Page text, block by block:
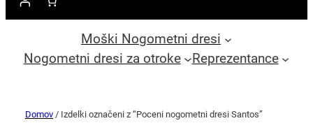
Moški Nogometni dresi
Nogometni dresi za otroke
Reprezentance
Domov / Izdelki označeni z “Poceni nogometni dresi Santos”